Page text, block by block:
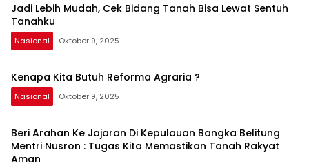
Jadi Lebih Mudah, Cek Bidang Tanah Bisa Lewat Sentuh
Tanahku
Nasional Oktober 9, 2025
Kenapa Kita Butuh Reforma Agraria ?
Nasional Oktober 9, 2025
Beri Arahan Ke Jajaran Di Kepulauan Bangka Belitung
Mentri Nusron : Tugas Kita Memastikan Tanah Rakyat
Aman